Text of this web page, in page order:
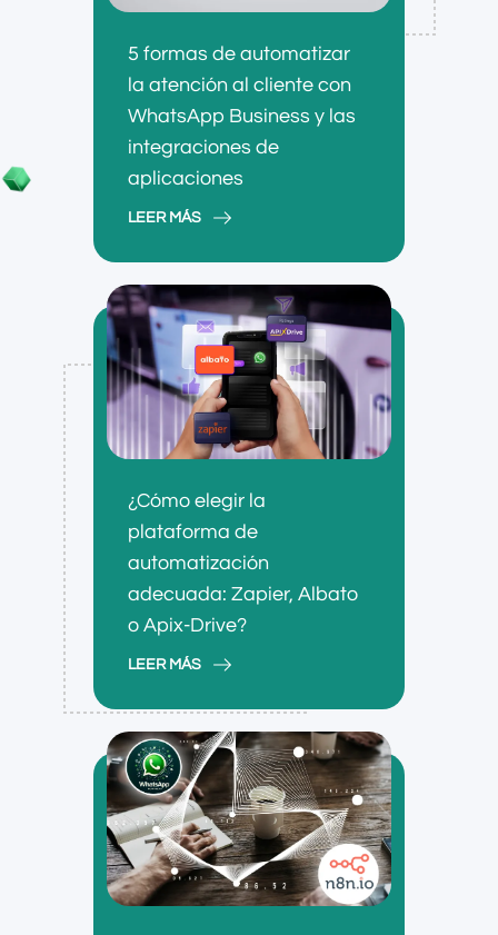
5 formas de automatizar
la atención al cliente con
WhatsApp Business y las
integraciones de
aplicaciones
LEER MÁS
¿Cómo elegir la
plataforma de
automatización
adecuada: Zapier, Albato
o Apix-Drive?
LEER MÁS